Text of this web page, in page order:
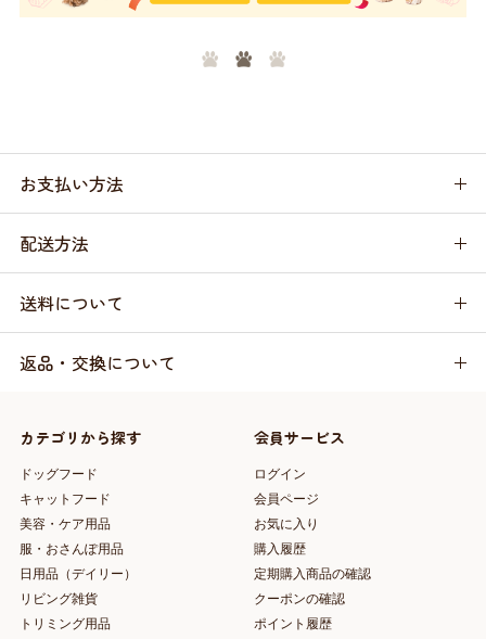
お支払い方法
配送方法
送料について
返品・交換について
カテゴリから探す
ドッグフード
キャットフード
美容・ケア用品
服・おさんぽ用品
日用品（デイリー）
リビング雑貨
トリミング用品
会員サービス
ログイン
会員ページ
お気に入り
購入履歴
定期購入商品の確認
クーポンの確認
ポイント履歴